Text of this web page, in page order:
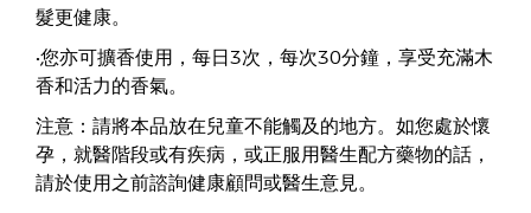
髮更健康。
•您亦可擴香使用，每日3次，每次30分鐘，享受充滿木
香和活力的香氣。
注意：請將本品放在兒童不能觸及的地方。如您處於懷
孕，就醫階段或有疾病，或正服用醫生配方藥物的話，
請於使用之前諮詢健康顧問或醫生意見。